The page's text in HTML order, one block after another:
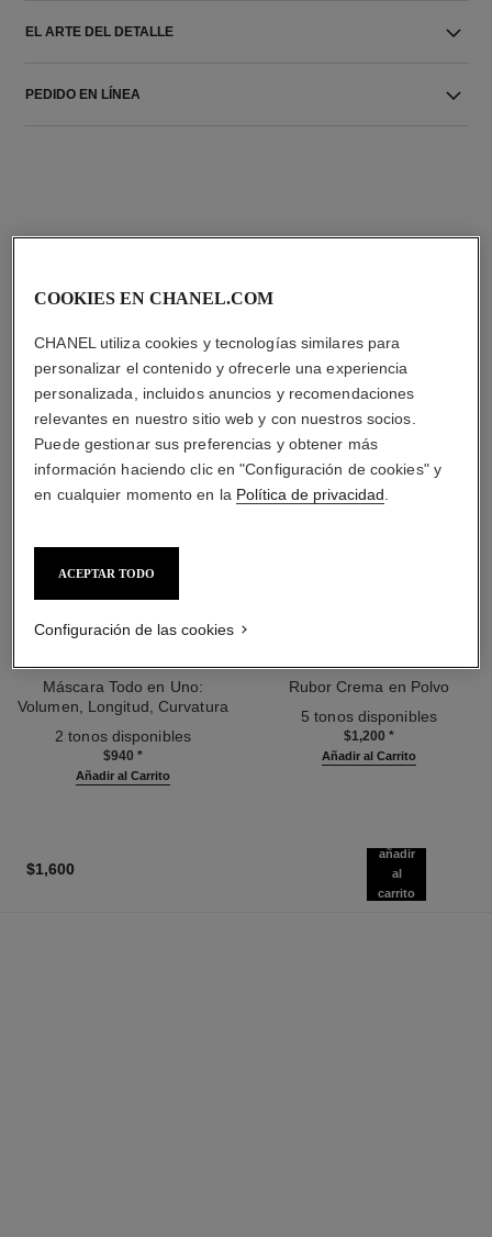
EL ARTE DEL DETALLE
PEDIDO EN LÍNEA
LA COMBINACIÓN PERFECTA
Máscara Todo en Uno:
Volumen, Longitud, Curvatura
2 tonos disponibles
$940 *
Añadir al Carrito
Rubor Crema en Polvo
5 tonos disponibles
$1,200 *
Añadir al Carrito
$1,600
añadir
al
carrito
COOKIES EN CHANEL.COM
CHANEL utiliza cookies y tecnologías similares para
personalizar el contenido y ofrecerle una experiencia
personalizada, incluidos anuncios y recomendaciones
relevantes en nuestro sitio web y con nuestros socios.
Puede gestionar sus preferencias y obtener más
información haciendo clic en "Configuración de cookies" y
en cualquier momento en la Política de privacidad
ACEPTAR TODO
Configuración de las cookies